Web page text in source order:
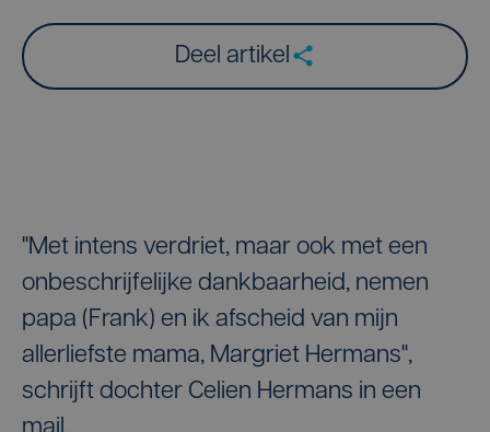
Deel artikel
"Met intens verdriet, maar ook met een
onbeschrijfelijke dankbaarheid, nemen
papa (Frank) en ik afscheid van mijn
allerliefste mama, Margriet Hermans",
schrijft dochter Celien Hermans in een